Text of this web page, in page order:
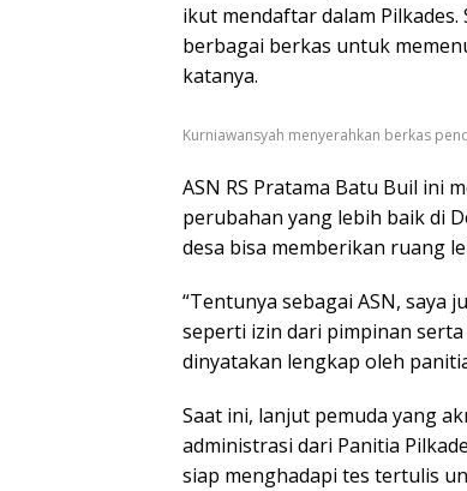
ikut mendaftar dalam
berbagai berkas untuk
katanya.
Kurniawansyah menyerahkan berkas
ASN RS Pratama Batu Buil ini
perubahan yang lebih baik di
desa bisa memberikan ruang
“Tentunya sebagai ASN, saya
seperti izin dari pimpinan
dinyatakan lengkap oleh
Saat ini, lanjut pemuda yang
administrasi dari Panitia
siap menghadapi tes tertulis